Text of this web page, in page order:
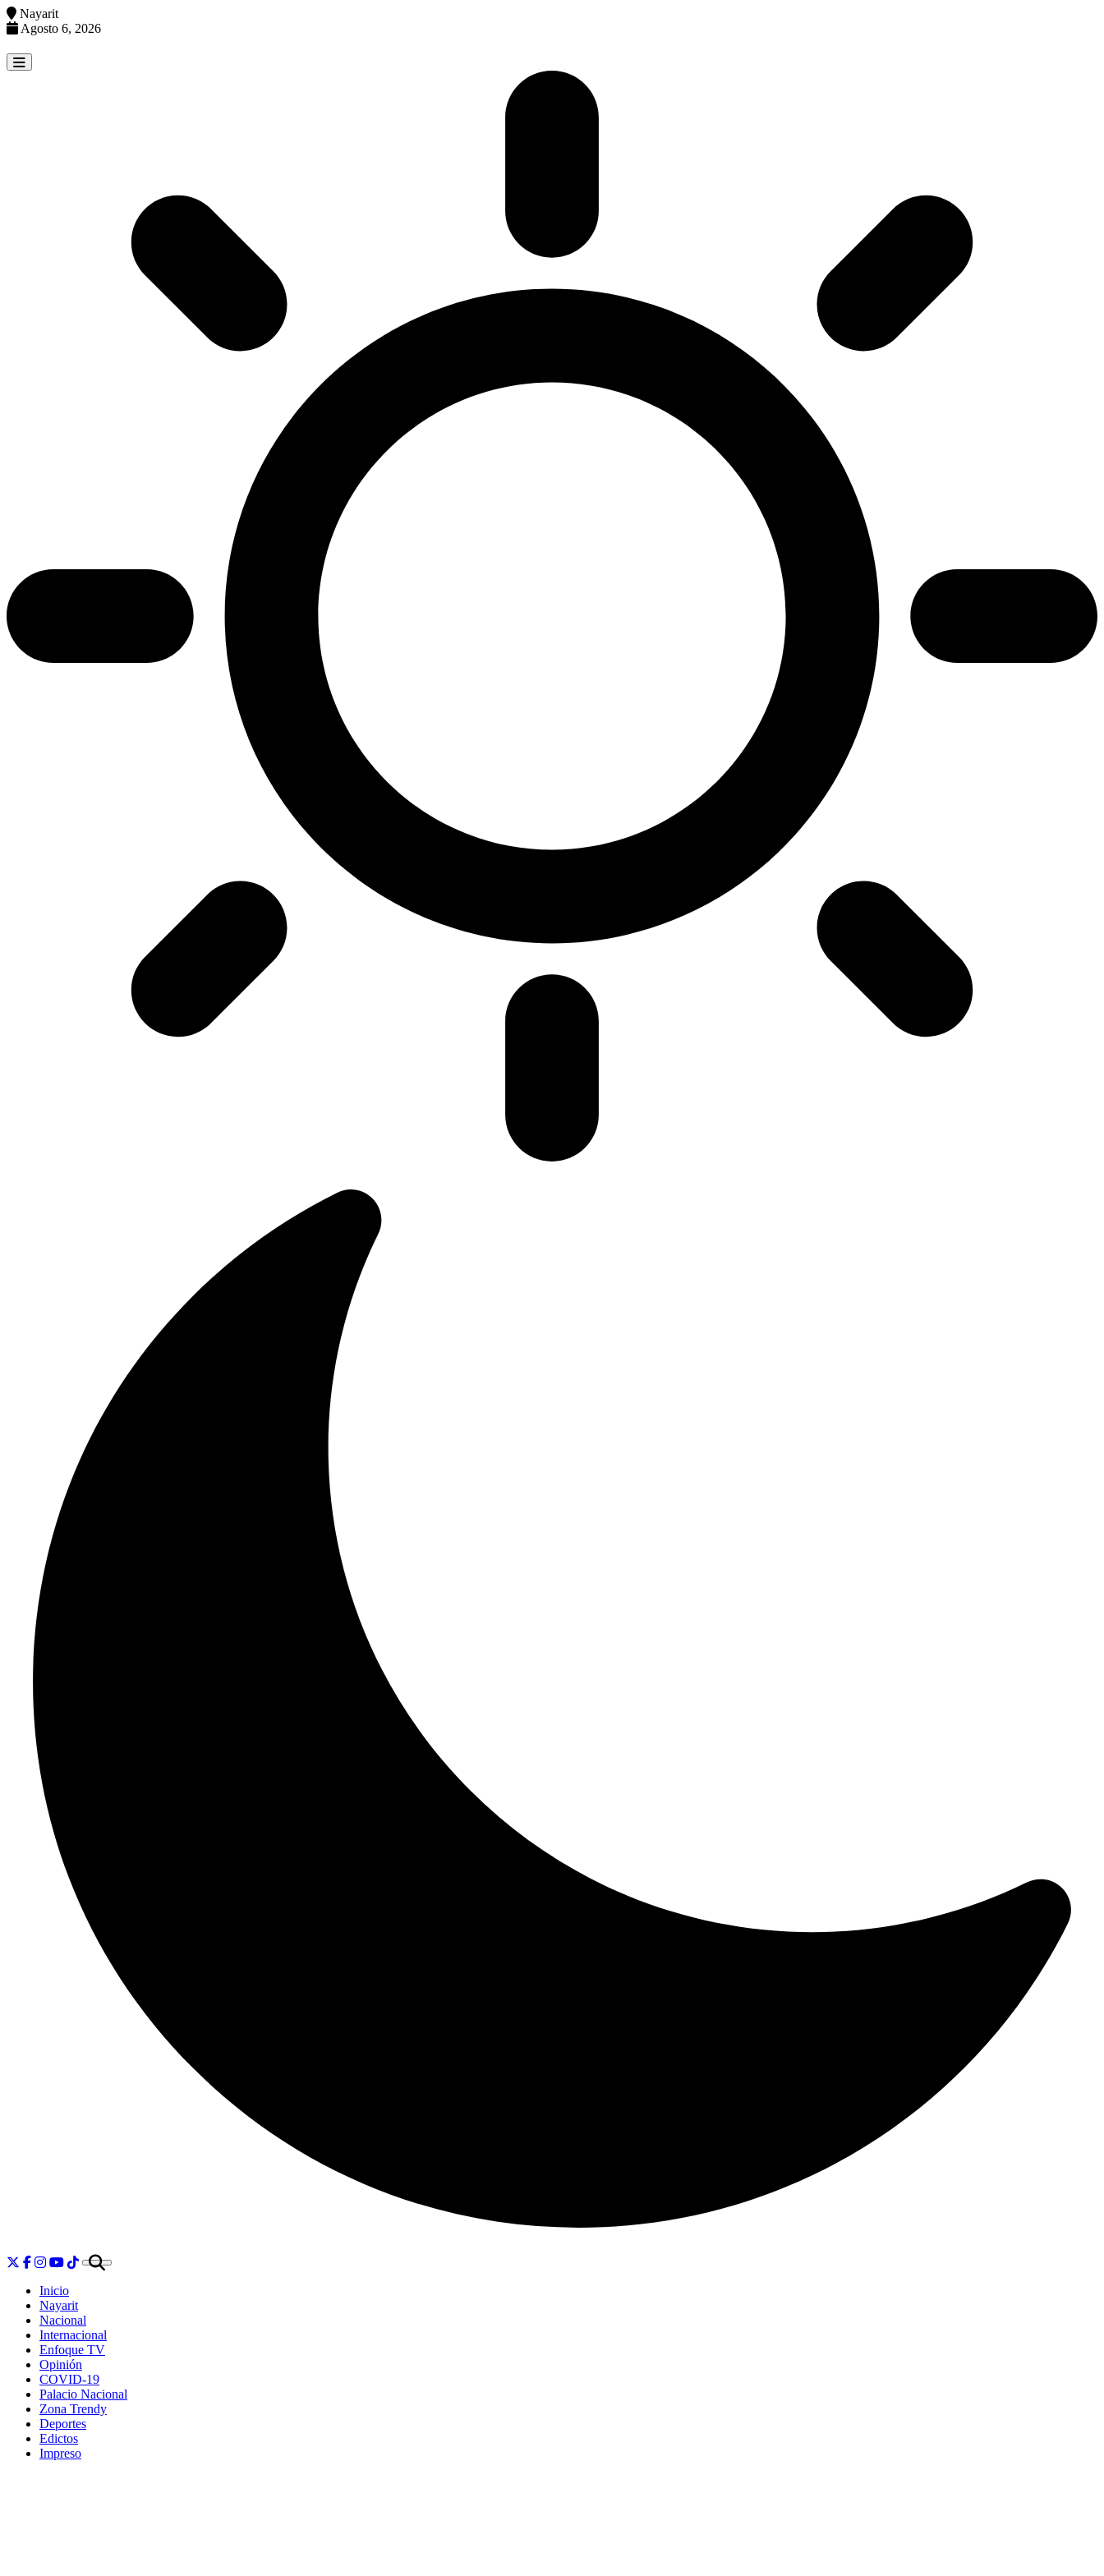
Nayarit
Agosto 6, 2026
to
content
Inicio
Nayarit
Nacional
Internacional
Enfoque TV
Opinión
COVID-19
Palacio Nacional
Zona Trendy
Deportes
Edictos
Impreso